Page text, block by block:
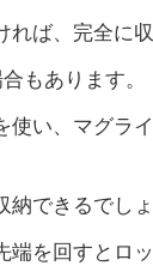
ば、完全に収
もあります。
い、マグラ
できるでしょ
を回すとロッ